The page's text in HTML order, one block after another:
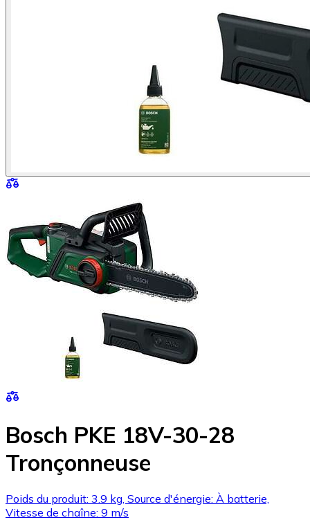
Bosch PKE 18V-30-28
Tronçonneuse
Poids du produit: 3.9 kg, Source d'énergie: À batterie,
Vitesse de chaîne: 9 m/s